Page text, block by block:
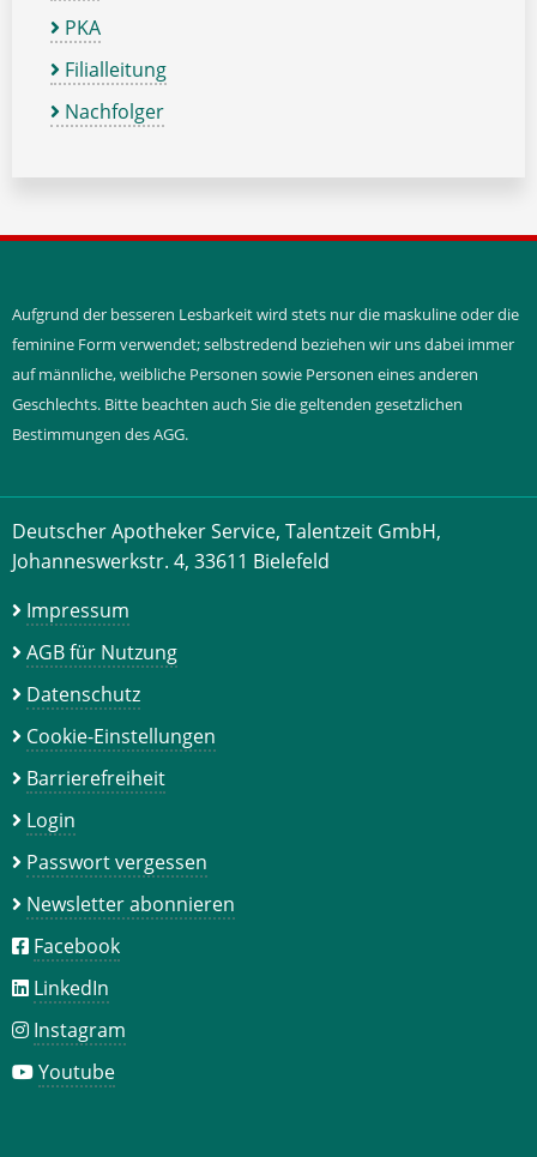
PKA
Filialleitung
Nachfolger
Aufgrund der besseren Lesbarkeit wird stets nur die maskuline oder die
feminine Form verwendet; selbstredend beziehen wir uns dabei immer
auf männliche, weibliche Personen sowie Personen eines anderen
Geschlechts. Bitte beachten auch Sie die geltenden gesetzlichen
Bestimmungen des AGG.
Deutscher Apotheker Service, Talentzeit GmbH,
Johanneswerkstr. 4, 33611 Bielefeld
Impressum
AGB für Nutzung
Datenschutz
Cookie-Einstellungen
Barrierefreiheit
Login
Passwort vergessen
Newsletter abonnieren
Facebook
LinkedIn
Instagram
Youtube